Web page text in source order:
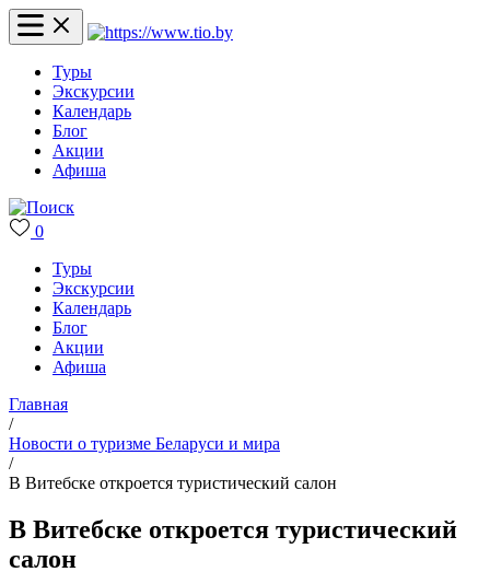
Туры
Экскурсии
Календарь
Блог
Акции
Афиша
0
Туры
Экскурсии
Календарь
Блог
Акции
Афиша
Главная
/
Новости о туризме Беларуси и мира
/
В Витебске откроется туристический салон
В Витебске откроется туристический
салон